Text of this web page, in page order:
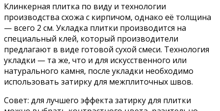
Клинкерная плитка по виду и технологии
производства схожа с кирпичом, однако её толщина
— всего 2 см. Укладка плитки производится на
специальный клей, который производители
предлагают в виде готовой сухой смеси. Технология
укладки — та же, что и для искусственного или
натурального камня, после укладки необходимо
использовать затирку для межплиточных швов.
Совет: для лучшего эффекта затирку для плитки